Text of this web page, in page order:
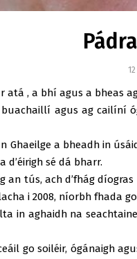
, a bhí agus a bheas
agus ag cailíní
a bheadh in
d’éirigh sé dá bharr.
tús, ach d’fhág
i 2008, níorbh fhada
in aghaidh na
go soiléir, ógánaigh